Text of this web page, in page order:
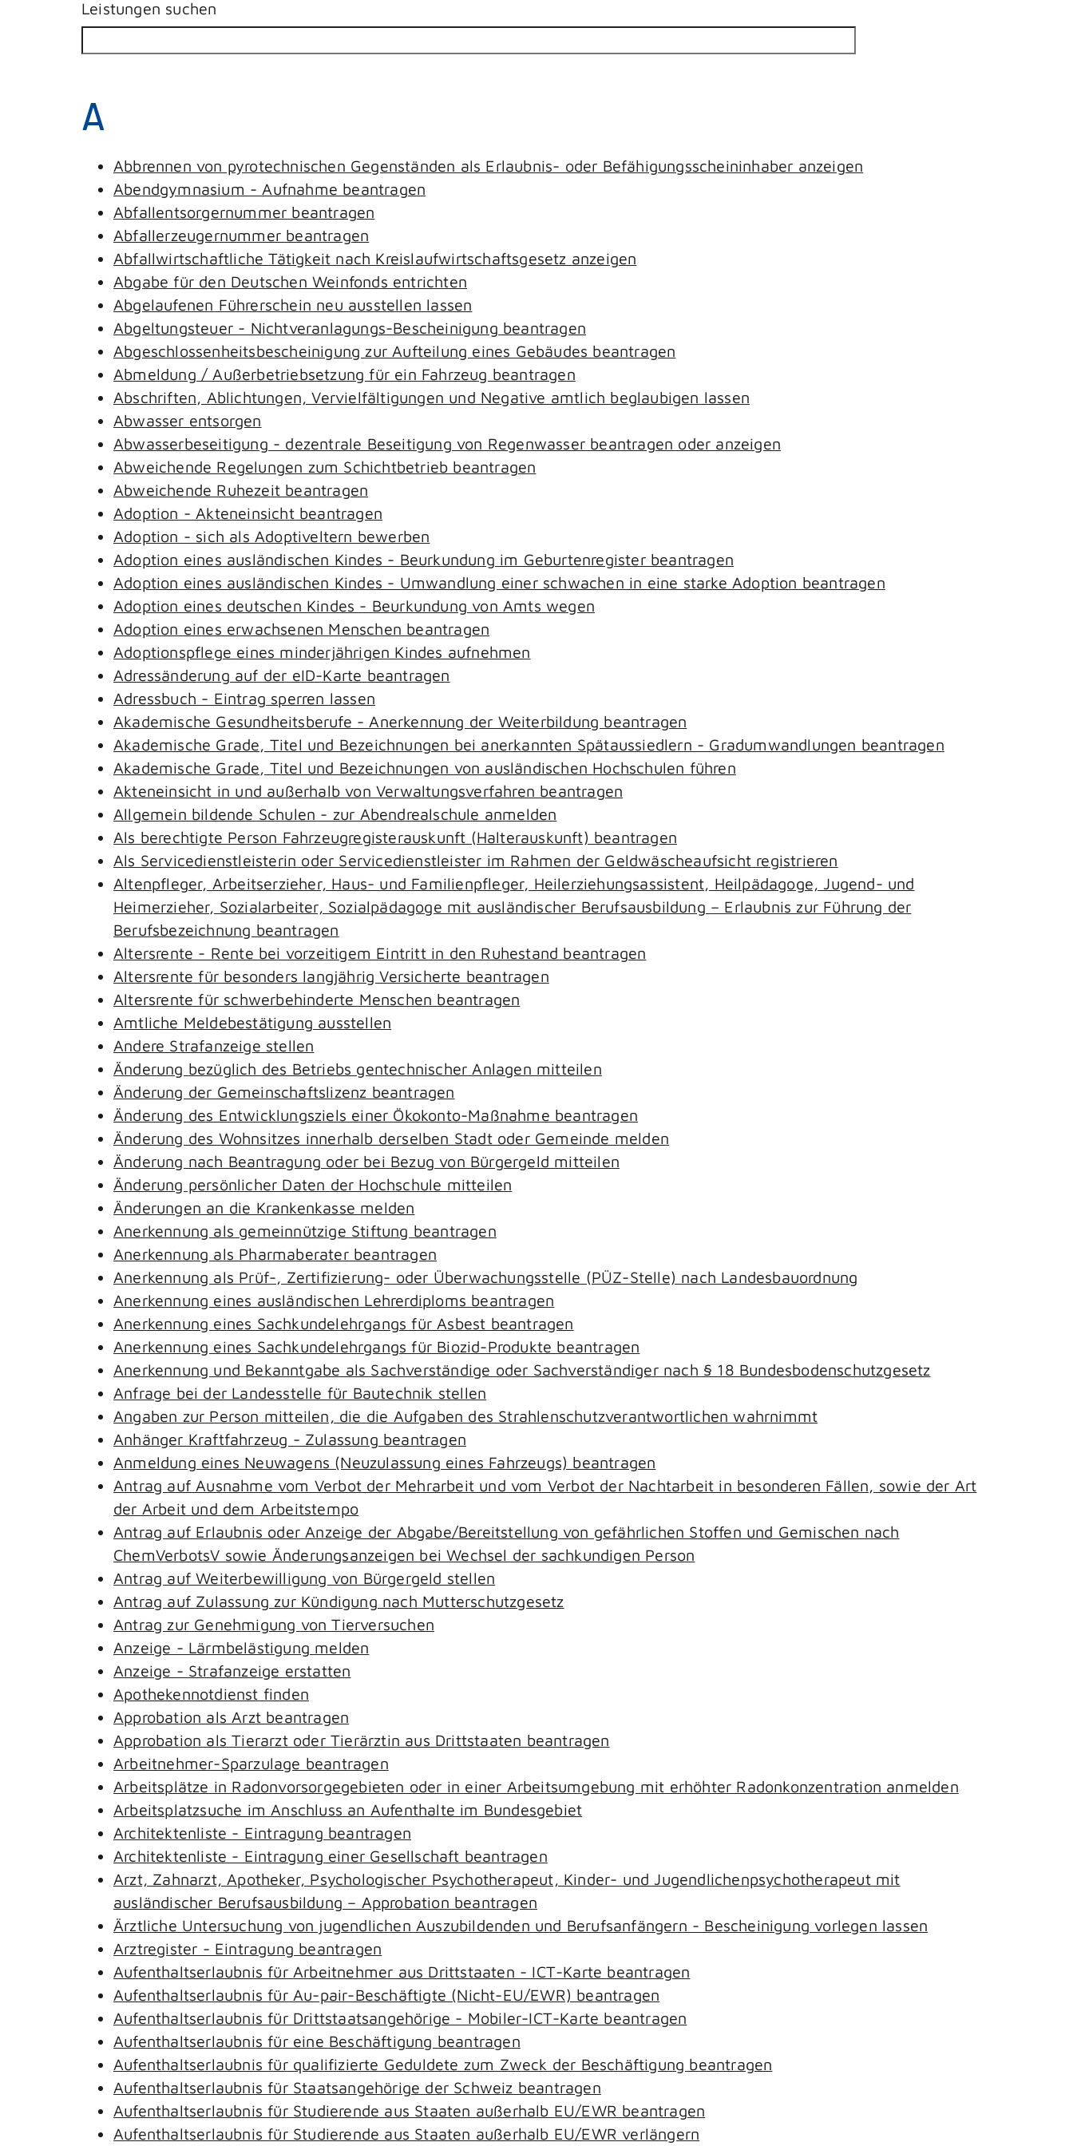
Leistungen suchen
A
Abbrennen von pyrotechnischen Gegenständen als Erlaubnis- oder Befähigungsscheininhaber anzeigen
Abendgymnasium - Aufnahme beantragen
Abfallentsorgernummer beantragen
Abfallerzeugernummer beantragen
Abfallwirtschaftliche Tätigkeit nach Kreislaufwirtschaftsgesetz anzeigen
Abgabe für den Deutschen Weinfonds entrichten
Abgelaufenen Führerschein neu ausstellen lassen
Abgeltungsteuer - Nichtveranlagungs-Bescheinigung beantragen
Abgeschlossenheitsbescheinigung zur Aufteilung eines Gebäudes beantragen
Abmeldung / Außerbetriebsetzung für ein Fahrzeug beantragen
Abschriften, Ablichtungen, Vervielfältigungen und Negative amtlich beglaubigen lassen
Abwasser entsorgen
Abwasserbeseitigung - dezentrale Beseitigung von Regenwasser beantragen oder anzeigen
Abweichende Regelungen zum Schichtbetrieb beantragen
Abweichende Ruhezeit beantragen
Adoption - Akteneinsicht beantragen
Adoption - sich als Adoptiveltern bewerben
Adoption eines ausländischen Kindes - Beurkundung im Geburtenregister beantragen
Adoption eines ausländischen Kindes - Umwandlung einer schwachen in eine starke Adoption beantragen
Adoption eines deutschen Kindes - Beurkundung von Amts wegen
Adoption eines erwachsenen Menschen beantragen
Adoptionspflege eines minderjährigen Kindes aufnehmen
Adressänderung auf der eID-Karte beantragen
Adressbuch - Eintrag sperren lassen
Akademische Gesundheitsberufe - Anerkennung der Weiterbildung beantragen
Akademische Grade, Titel und Bezeichnungen bei anerkannten Spätaussiedlern - Gradumwandlungen beantragen
Akademische Grade, Titel und Bezeichnungen von ausländischen Hochschulen führen
Akteneinsicht in und außerhalb von Verwaltungsverfahren beantragen
Allgemein bildende Schulen - zur Abendrealschule anmelden
Als berechtigte Person Fahrzeugregisterauskunft (Halterauskunft) beantragen
Als Servicedienstleisterin oder Servicedienstleister im Rahmen der Geldwäscheaufsicht registrieren
Altenpfleger, Arbeitserzieher, Haus- und Familienpfleger, Heilerziehungsassistent, Heilpädagoge, Jugend- und
Heimerzieher, Sozialarbeiter, Sozialpädagoge mit ausländischer Berufsausbildung – Erlaubnis zur Führung der
Berufsbezeichnung beantragen
Altersrente - Rente bei vorzeitigem Eintritt in den Ruhestand beantragen
Altersrente für besonders langjährig Versicherte beantragen
Altersrente für schwerbehinderte Menschen beantragen
Amtliche Meldebestätigung ausstellen
Andere Strafanzeige stellen
Änderung bezüglich des Betriebs gentechnischer Anlagen mitteilen
Änderung der Gemeinschaftslizenz beantragen
Änderung des Entwicklungsziels einer Ökokonto-Maßnahme beantragen
Änderung des Wohnsitzes innerhalb derselben Stadt oder Gemeinde melden
Änderung nach Beantragung oder bei Bezug von Bürgergeld mitteilen
Änderung persönlicher Daten der Hochschule mitteilen
Änderungen an die Krankenkasse melden
Anerkennung als gemeinnützige Stiftung beantragen
Anerkennung als Pharmaberater beantragen
Anerkennung als Prüf-, Zertifizierung- oder Überwachungsstelle (PÜZ-Stelle) nach Landesbauordnung
Anerkennung eines ausländischen Lehrerdiploms beantragen
Anerkennung eines Sachkundelehrgangs für Asbest beantragen
Anerkennung eines Sachkundelehrgangs für Biozid-Produkte beantragen
Anerkennung und Bekanntgabe als Sachverständige oder Sachverständiger nach § 18 Bundesbodenschutzgesetz
Anfrage bei der Landesstelle für Bautechnik stellen
Angaben zur Person mitteilen, die die Aufgaben des Strahlenschutzverantwortlichen wahrnimmt
Anhänger Kraftfahrzeug - Zulassung beantragen
Anmeldung eines Neuwagens (Neuzulassung eines Fahrzeugs) beantragen
Antrag auf Ausnahme vom Verbot der Mehrarbeit und vom Verbot der Nachtarbeit in besonderen Fällen, sowie der Art
der Arbeit und dem Arbeitstempo
Antrag auf Erlaubnis oder Anzeige der Abgabe/Bereitstellung von gefährlichen Stoffen und Gemischen nach
ChemVerbotsV sowie Änderungsanzeigen bei Wechsel der sachkundigen Person
Antrag auf Weiterbewilligung von Bürgergeld stellen
Antrag auf Zulassung zur Kündigung nach Mutterschutzgesetz
Antrag zur Genehmigung von Tierversuchen
Anzeige - Lärmbelästigung melden
Anzeige - Strafanzeige erstatten
Apothekennotdienst finden
Approbation als Arzt beantragen
Approbation als Tierarzt oder Tierärztin aus Drittstaaten beantragen
Arbeitnehmer-Sparzulage beantragen
Arbeitsplätze in Radonvorsorgegebieten oder in einer Arbeitsumgebung mit erhöhter Radonkonzentration anmelden
Arbeitsplatzsuche im Anschluss an Aufenthalte im Bundesgebiet
Architektenliste - Eintragung beantragen
Architektenliste - Eintragung einer Gesellschaft beantragen
Arzt, Zahnarzt, Apotheker, Psychologischer Psychotherapeut, Kinder- und Jugendlichenpsychotherapeut mit
ausländischer Berufsausbildung – Approbation beantragen
Ärztliche Untersuchung von jugendlichen Auszubildenden und Berufsanfängern - Bescheinigung vorlegen lassen
Arztregister - Eintragung beantragen
Aufenthaltserlaubnis für Arbeitnehmer aus Drittstaaten - ICT-Karte beantragen
Aufenthaltserlaubnis für Au-pair-Beschäftigte (Nicht-EU/EWR) beantragen
Aufenthaltserlaubnis für Drittstaatsangehörige - Mobiler-ICT-Karte beantragen
Aufenthaltserlaubnis für eine Beschäftigung beantragen
Aufenthaltserlaubnis für qualifizierte Geduldete zum Zweck der Beschäftigung beantragen
Aufenthaltserlaubnis für Staatsangehörige der Schweiz beantragen
Aufenthaltserlaubnis für Studierende aus Staaten außerhalb EU/EWR beantragen
Aufenthaltserlaubnis für Studierende aus Staaten außerhalb EU/EWR verlängern